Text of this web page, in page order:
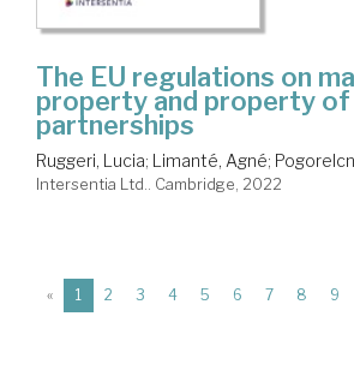
The EU regulations on
property and property
partnerships
Ruggeri, Lucia; Limanté, Agné;
Intersentia Ltd.. Cambridge, 2022
« 1 (current)
2 3 4 5 6 7 8 9